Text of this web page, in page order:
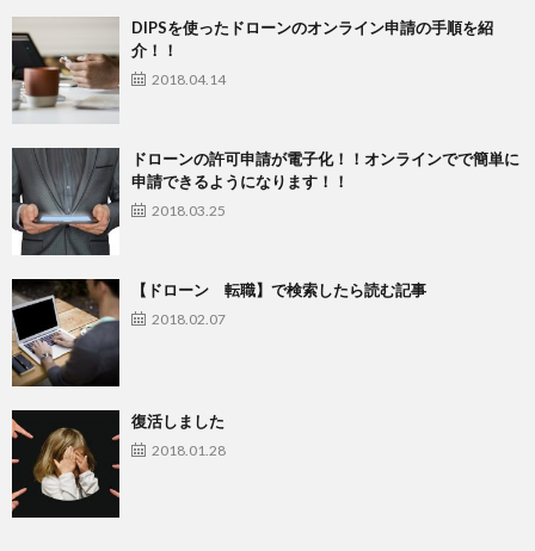
DIPSを使ったドローンのオンライン申請の手順を紹
介！！
2018.04.14
ドローンの許可申請が電子化！！オンラインでで簡単に
申請できるようになります！！
2018.03.25
【ドローン 転職】で検索したら読む記事
2018.02.07
復活しました
2018.01.28